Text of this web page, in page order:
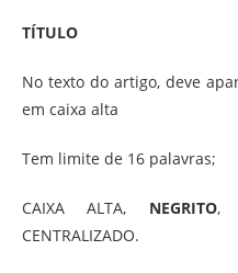
TÍTULO
No texto do artigo, deve
em caixa alta
Tem limite de 16 palavras;
CAIXA ALTA, NEGRITO,
CENTRALIZADO.